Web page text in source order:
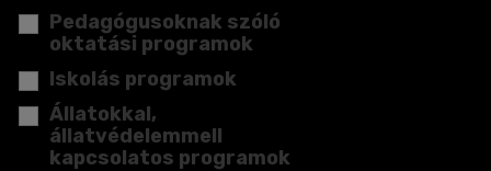
Pedagógusoknak szóló
oktatási programok
Iskolás programok
Állatokkal,
állatvédelemmell
kapcsolatos programok